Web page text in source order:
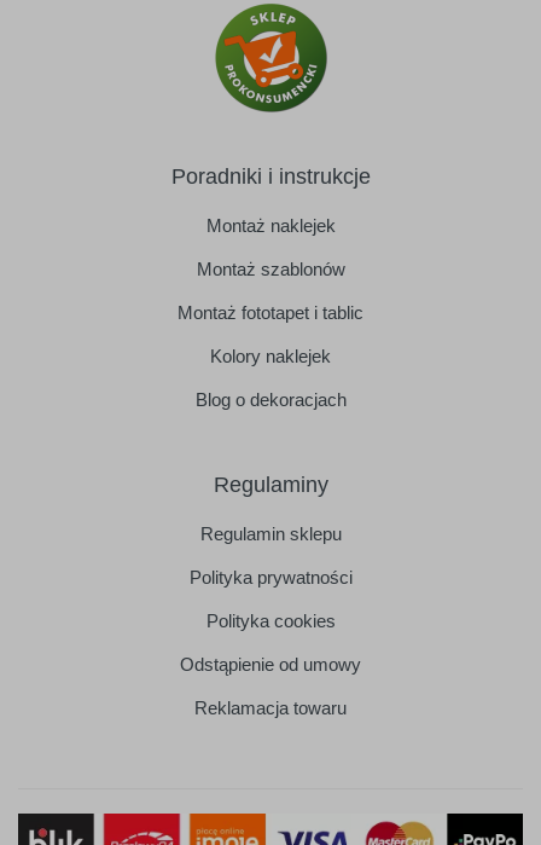
Poradniki i instrukcje
Montaż naklejek
Montaż szablonów
Montaż fototapet i tablic
Kolory naklejek
Blog o dekoracjach
Regulaminy
Regulamin sklepu
Polityka prywatności
Polityka cookies
Odstąpienie od umowy
Reklamacja towaru